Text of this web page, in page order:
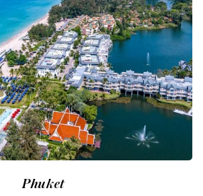
Phuket